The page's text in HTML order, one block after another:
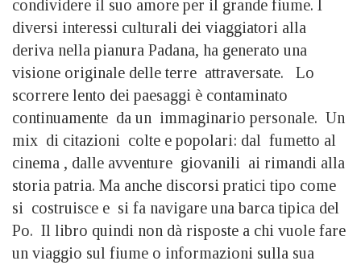
condividere il suo amore per il grande fiume. I
diversi interessi culturali dei viaggiatori alla
deriva nella pianura Padana, ha generato una
visione originale delle terre attraversate. Lo
scorrere lento dei paesaggi è contaminato
continuamente da un immaginario personale. Un
mix di citazioni colte e popolari: dal fumetto al
cinema , dalle avventure giovanili ai rimandi alla
storia patria. Ma anche discorsi pratici tipo come
si costruisce e si fa navigare una barca tipica del
Po. Il libro quindi non dà risposte a chi vuole fare
un viaggio sul fiume o informazioni sulla sua